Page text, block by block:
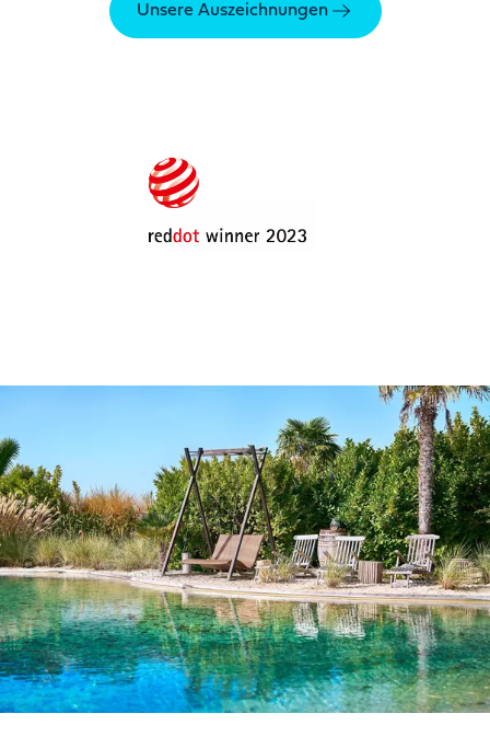
Unsere Auszeichnungen